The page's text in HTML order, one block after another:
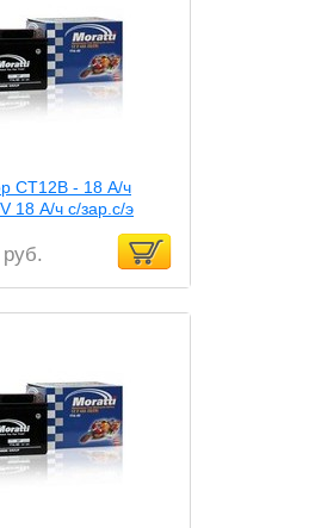
СТ12В - 18 А/ч
18 А/ч с/зар.с/э
руб.